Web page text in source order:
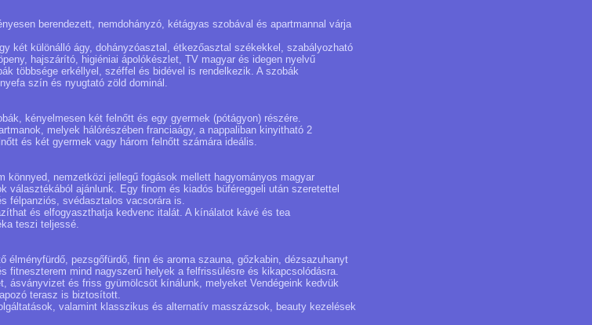
berendezett, nemdohányzó, kétágyas szobával és apartmannal várja
két különálló ágy, dohányzóasztal, étkezőasztal székekkel, szabályozható
hajszárító, higiéniai ápolókészlet, TV magyar és idegen nyelvű
többsége erkéllyel, széffel és bidével is rendelkezik. A szobák
szín és nyugtató zöld dominál.
kényelmesen két felnőtt és egy gyermek (pótágyon) részére.
melyek hálórészében franciaágy, a nappaliban kinyitható 2
és két gyermek vagy három felnőtt számára ideális.
könnyed, nemzetközi jellegű fogások mellett hagyományos magyar
választékából ajánlunk. Egy finom és kiadós büféreggeli után szeretettel
félpanziós, svédasztalos vacsorára is.
és elfogyaszthatja kedvenc italát. A kínálatot kávé és tea
teszi teljessé.
élményfürdő, pezsgőfürdő, finn és aroma szauna, gőzkabin, dézsazuhanyt
fitneszterem mind nagyszerű helyek a felfrissülésre és kikapcsolódásra.
ásványvizet és friss gyümölcsöt kínálunk, melyeket Vendégeink kedvük
terasz is biztosított.
valamint klasszikus és alternatív masszázsok, beauty kezelések